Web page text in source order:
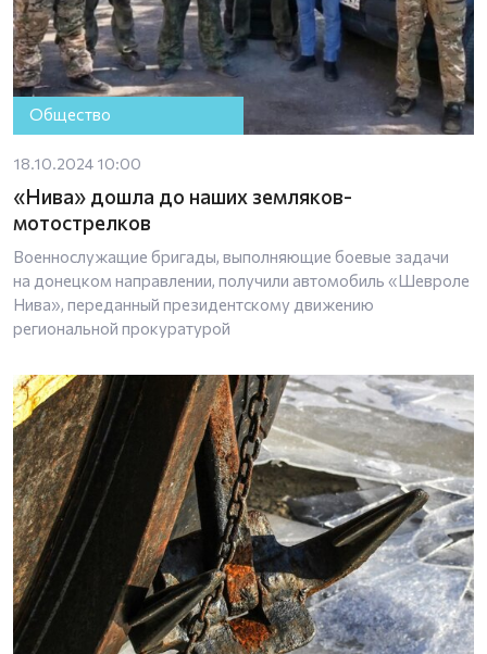
Общество
18.10.2024 10:00
«Нива» дошла до наших земляков-
мотострелков
Военнослужащие бригады, выполняющие боевые задачи
на донецком направлении, получили автомобиль «Шевроле
Нива», переданный президентскому движению
региональной прокуратурой